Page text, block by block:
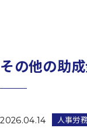
その他の助
2026.04.14 人事労